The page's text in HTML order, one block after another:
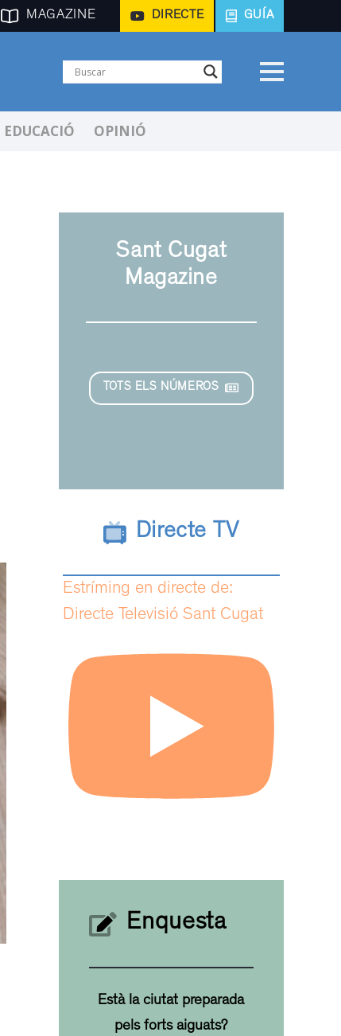
MAGAZINE DIRECTE GUÍA
EDUCACIÓ OPINIÓ
Sant Cugat
Magazine
TOTS ELS NÚMEROS
Directe TV
Estríming en directe de:
Directe Televisió Sant Cugat
Enquesta
Està la ciutat preparada
pels forts aiguats?